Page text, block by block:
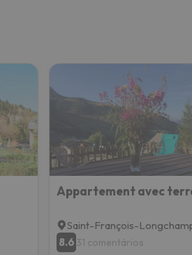
Saint-François-
8.6 31 comentários